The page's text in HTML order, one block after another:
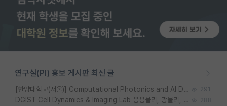
연구실(PI) 홍보 게시판 최신 글
[한양대학교(서울)] Computational Photonics and AI Design Lab 대학원생 모집 291
DGIST Cell Dynamics & Imaging Lab 응용물리, 광물리, 양자, 생물물리 대학원생 모집 [삼성과제, 전문연TO] 288